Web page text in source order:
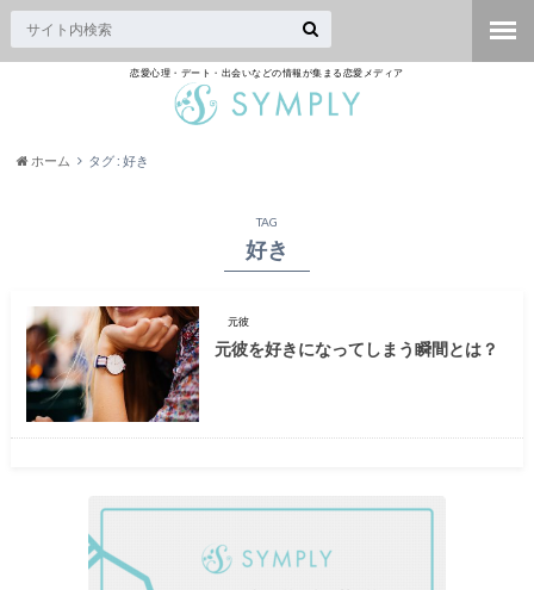
恋愛心理・デート・出会いなどの情報が集まる恋愛メディア
ホーム タグ : 好き
TAG
好き
元彼
元彼を好きになってしまう瞬間とは？